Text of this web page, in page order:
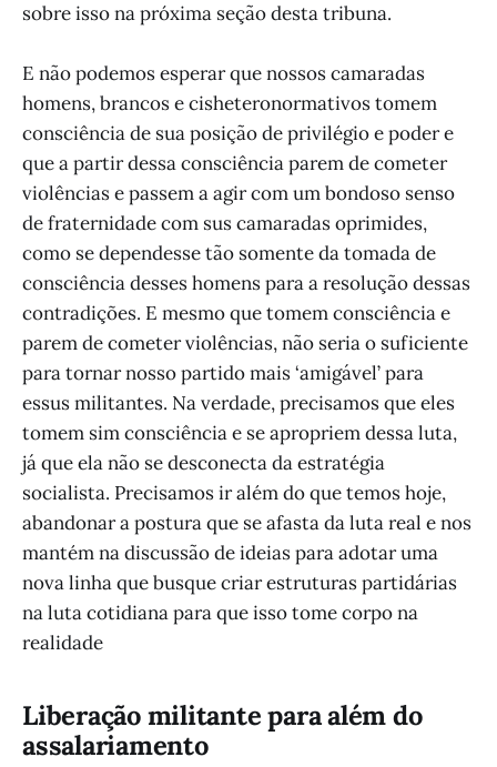
sobre isso na próxima seção desta tribuna.
E não podemos esperar que nossos camaradas
homens, brancos e cisheteronormativos tomem
consciência de sua posição de privilégio e poder e
que a partir dessa consciência parem de cometer
violências e passem a agir com um bondoso senso
de fraternidade com sus camaradas oprimides,
como se dependesse tão somente da tomada de
consciência desses homens para a resolução dessas
contradições. E mesmo que tomem consciência e
parem de cometer violências, não seria o suficiente
para tornar nosso partido mais ‘amigável’ para
essus militantes. Na verdade, precisamos que eles
tomem sim consciência e se apropriem dessa luta,
já que ela não se desconecta da estratégia
socialista. Precisamos ir além do que temos hoje,
abandonar a postura que se afasta da luta real e nos
mantém na discussão de ideias para adotar uma
nova linha que busque criar estruturas partidárias
na luta cotidiana para que isso tome corpo na
realidade
Liberação militante para além do
assalariamento